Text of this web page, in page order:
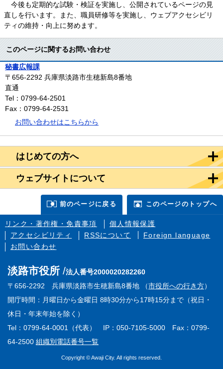
はじめての方へ
ウェブサイトについて
今後も定期的な試験・検証を実施し、公開されているページの見
直しを行います。また、職員研修等を実施し、ウェブアクセシビリ
ティの維持・向上に努めます。
このページに関するお問い合わせ
秘書広報課
〒656-2292 兵庫県淡路市生穂新島8番地
直通
Tel：0799-64-2501
Fax：0799-64-2531
お問い合わせはこちらから
前のページに戻る このページのトップへ
リンク・著作権・免責事項
個人情報保護
アクセシビリティ
RSSについて
Foreign language
お問い合わせ
淡路市役所
法人番号2000020282260
〒656-2292 兵庫県淡路市生穂新島8番地 （市役所への行き方）
開庁時間：月曜日から金曜日 8時30分から17時15分まで（祝日・
休日・年末年始を除く）
Tel：0799-64-0001（代表） IP：050-7105-5000 Fax：0799-
64-2500 組織別電話番号一覧
Copyright © Awaji City. All rights reserved.